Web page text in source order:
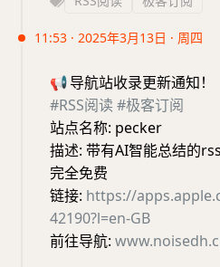
11:53 · 2025年3月13日 · 周四
📢导航站收录更新通知！
#RSS阅读 #极客订阅
站点名称: pecker
描述: 带有AI智能总结的
完全免费
链接: https://
42190?l=en-GB
前往导航: